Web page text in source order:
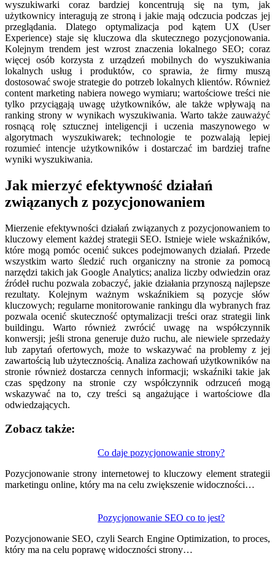
wyszukiwarki coraz bardziej koncentrują się na tym, jak
użytkownicy interagują ze stroną i jakie mają odczucia podczas jej
przeglądania. Dlatego optymalizacja pod kątem UX (User
Experience) staje się kluczowa dla skutecznego pozycjonowania.
Kolejnym trendem jest wzrost znaczenia lokalnego SEO; coraz
więcej osób korzysta z urządzeń mobilnych do wyszukiwania
lokalnych usług i produktów, co sprawia, że firmy muszą
dostosować swoje strategie do potrzeb lokalnych klientów. Również
content marketing nabiera nowego wymiaru; wartościowe treści nie
tylko przyciągają uwagę użytkowników, ale także wpływają na
ranking strony w wynikach wyszukiwania. Warto także zauważyć
rosnącą rolę sztucznej inteligencji i uczenia maszynowego w
algorytmach wyszukiwarek; technologie te pozwalają lepiej
rozumieć intencje użytkowników i dostarczać im bardziej trafne
wyniki wyszukiwania.
Jak mierzyć efektywność działań
związanych z pozycjonowaniem
Mierzenie efektywności działań związanych z pozycjonowaniem to
kluczowy element każdej strategii SEO. Istnieje wiele wskaźników,
które mogą pomóc ocenić sukces podejmowanych działań. Przede
wszystkim warto śledzić ruch organiczny na stronie za pomocą
narzędzi takich jak Google Analytics; analiza liczby odwiedzin oraz
źródeł ruchu pozwala zobaczyć, jakie działania przynoszą najlepsze
rezultaty. Kolejnym ważnym wskaźnikiem są pozycje słów
kluczowych; regularne monitorowanie rankingu dla wybranych fraz
pozwala ocenić skuteczność optymalizacji treści oraz strategii link
buildingu. Warto również zwrócić uwagę na współczynnik
konwersji; jeśli strona generuje dużo ruchu, ale niewiele sprzedaży
lub zapytań ofertowych, może to wskazywać na problemy z jej
zawartością lub użytecznością. Analiza zachowań użytkowników na
stronie również dostarcza cennych informacji; wskaźniki takie jak
czas spędzony na stronie czy współczynnik odrzuceń mogą
wskazywać na to, czy treści są angażujące i wartościowe dla
odwiedzających.
Zobacz także:
Co daje pozycjonowanie strony?
Pozycjonowanie strony internetowej to kluczowy element strategii
marketingu online, który ma na celu zwiększenie widoczności…
Pozycjonowanie SEO co to jest?
Pozycjonowanie SEO, czyli Search Engine Optimization, to proces,
który ma na celu poprawę widoczności strony…
wpisu